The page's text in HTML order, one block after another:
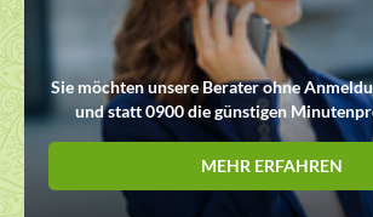
Sie möchten unsere Berater ohne
und statt 0900 die günstigen
MEHR ERFAHREN